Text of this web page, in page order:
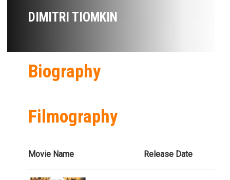
DIMITRI TIOMKIN
Biography
Filmography
Movie Name Release Date